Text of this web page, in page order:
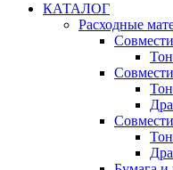
КАТАЛОГ
Расходные